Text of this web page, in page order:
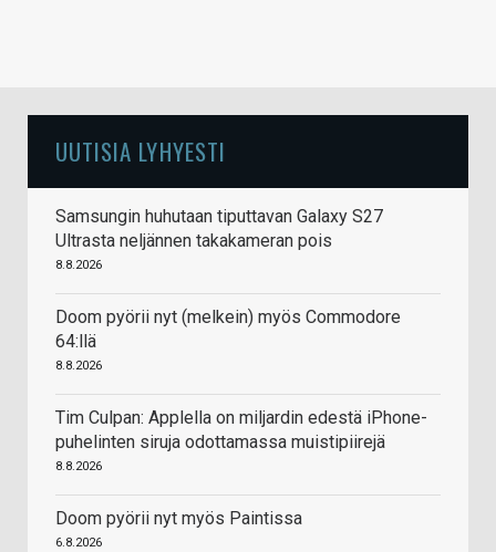
UUTISIA LYHYESTI
Samsungin huhutaan tiputtavan Galaxy S27
Ultrasta neljännen takakameran pois
8.8.2026
Doom pyörii nyt (melkein) myös Commodore
64:llä
8.8.2026
Tim Culpan: Applella on miljardin edestä iPhone-
puhelinten siruja odottamassa muistipiirejä
8.8.2026
Doom pyörii nyt myös Paintissa
6.8.2026